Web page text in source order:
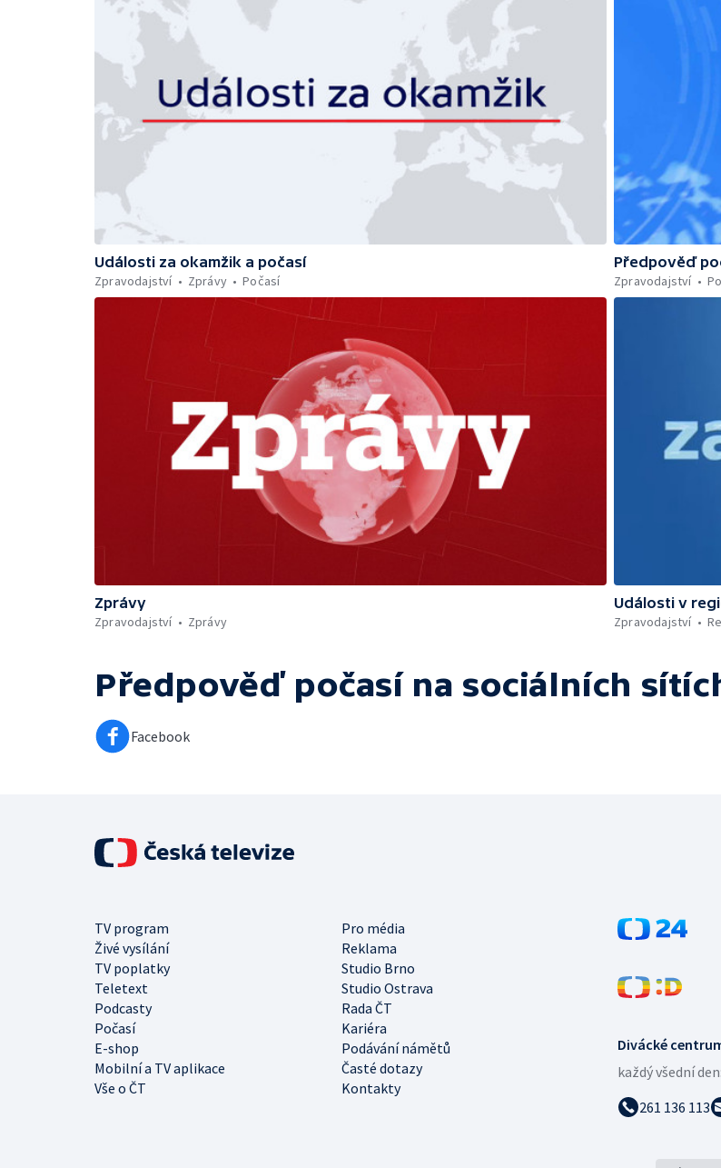
Události za okamžik a počasí
Zpravodajství
Zprávy Počasí
Předpověď
Zpravodajství
Zprávy
Zpravodajství
Zprávy
Události v
Zpravodajství
Předpověď počasí na sociálních
Facebook
Divácké
každý všední den:
261 136 113
TV program
Pro média
Živé vysílání
Reklama
TV poplatky
Studio Brno
Teletext
Studio Ostrava
Podcasty
Rada ČT
Počasí
Kariéra
E-shop
Podávání námětů
Mobilní a TV aplikace
Časté dotazy
Vše o ČT
Kontakty